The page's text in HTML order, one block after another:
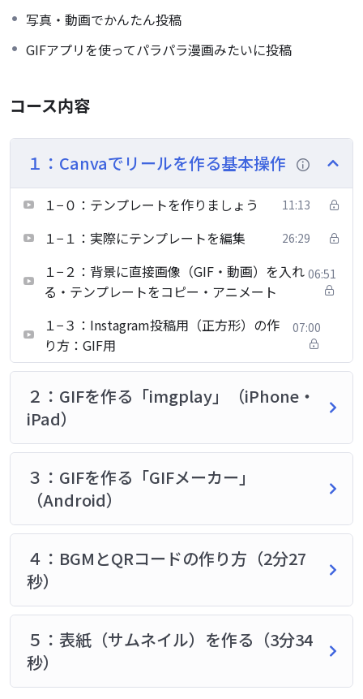
写真・動画でかんたん投稿
GIFアプリを使ってパラパラ漫画みたいに投稿
コース内容
１：Canvaでリールを作る基本操作
１−０：テンプレートを作りましょう 11:13
１−１：実際にテンプレートを編集 26:29
１−２：背景に直接画像（GIF・動画）を入れ
る・テンプレートをコピー・アニメート
06:51
１−３：Instagram投稿用（正方形）の作
り方：GIF用
07:00
２：GIFを作る「imgplay」（iPhone・
iPad）
３：GIFを作る「GIFメーカー」
（Android）
４：BGMとQRコードの作り方（2分27
秒）
５：表紙（サムネイル）を作る（3分34
秒）